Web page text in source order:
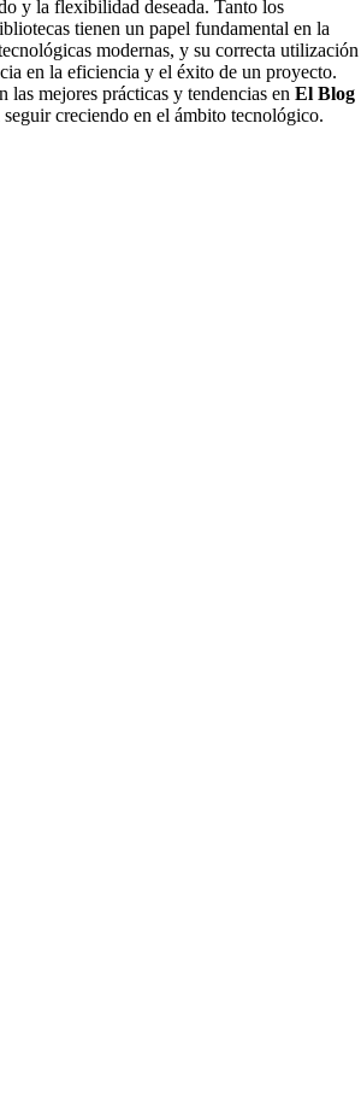
y la flexibilidad deseada. Tanto los
tienen un papel fundamental en la
modernas, y su correcta utilización
en la eficiencia y el éxito de un proyecto.
las mejores prácticas y tendencias en El Blog
seguir creciendo en el ámbito tecnológico.